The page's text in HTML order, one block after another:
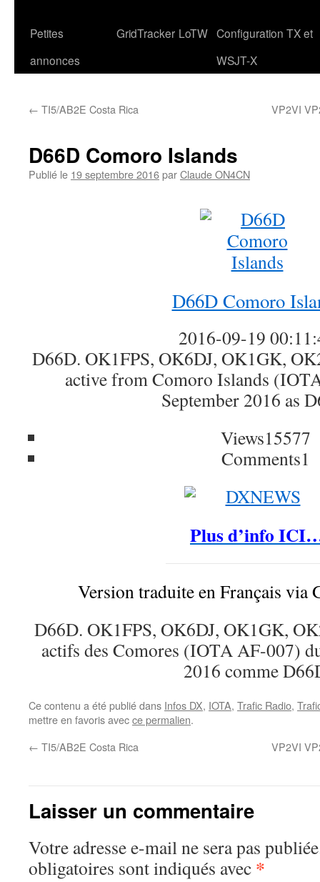
Petites
annonces
GridTracker LoTW Configuration TX et
WSJT-X
← TI5/AB2E Costa Rica VP2VI
D66D Comoro Islands
Publié le 19 septembre 2016parClaude ON4CN
D66D Comoro
2016-09-19
D66D. OK1FPS, OK6DJ, OK1GK,
active from Comoro Islands
September 2016 as
Views15577
Comments1
Plus d’info
Version traduite en Français via
D66D. OK1FPS, OK6DJ, OK1GK,
actifs des Comores (IOTA AF-007)
2016 comme
Ce contenu a été publié dans Infos DX, IOTA, Trafic Radio,
mettre en favoris avecce permalien.
← TI5/AB2E Costa Rica VP2VI
Laisser un commentaire
Votre adresse e-mail ne sera pas
obligatoires sont indiqués avec *